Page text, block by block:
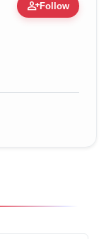
person_addFollow
Figure